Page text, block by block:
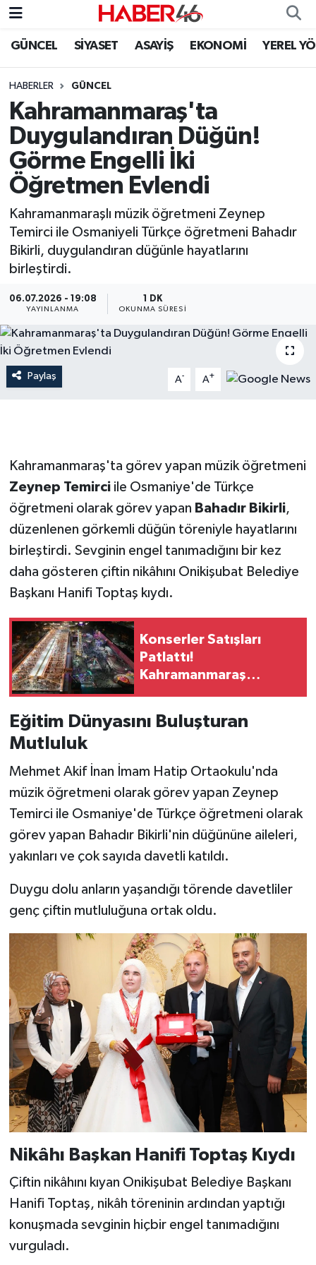
GÜNCEL SİYASET ASAYİŞ EKONOMİ YEREL
HABERLER GÜNCEL
Kahramanmaraş'ta
Duygulandıran Düğün!
Görme Engelli İki
Öğretmen Evlendi
Kahramanmaraşlı müzik öğretmeni Zeynep
Temirci ile Osmaniyeli Türkçe öğretmeni Bahadır
Bikirli, duygulandıran düğünle hayatlarını
birleştirdi.
06.07.2026 - 19:08
YAYINLANMA
1 DK
OKUNMA SÜRESI
Paylaş A- A+
Kahramanmaraş'ta görev yapan müzik öğretmeni
Zeynep Temirciile Osmaniye'de Türkçe
öğretmeni olarak görev yapan Bahadır Bikirli,
düzenlenen görkemli düğün töreniyle hayatlarını
birleştirdi. Sevginin engel tanımadığını bir kez
daha gösteren çiftin nikâhını Onikişubat Belediye
Başkanı Hanifi Toptaş kıydı.
Konserler Satışları
Patlattı!
Kahramanmaraş
Eğitim Dünyasını Buluşturan
Mutluluk
Mehmet Akif İnan İmam Hatip Ortaokulu'nda
müzik öğretmeni olarak görev yapan Zeynep
Temirci ile Osmaniye'de Türkçe öğretmeni olarak
görev yapan Bahadır Bikirli'nin düğününe aileleri,
yakınları ve çok sayıda davetli katıldı.
Duygu dolu anların yaşandığı törende davetliler
genç çiftin mutluluğuna ortak oldu.
Nikâhı Başkan Hanifi Toptaş Kıydı
Çiftin nikâhını kıyan Onikişubat Belediye Başkanı
Hanifi Toptaş, nikâh töreninin ardından yaptığı
konuşmada sevginin hiçbir engel tanımadığını
vurguladı.
GÜNCEL
SİYASET
EKONOMİ
SPOR
YAŞAM
TEKNOLOJİ
SAĞLIK
EĞİTİM
İLÇE HABERLERİ
KÜLTÜR-SANAT
ROPORTAJ
MAGAZİN
KADIN-AİLE
YEREL YÖNETİM
MEDYA
SEÇİM 2011
BİLİMNET
Yemek
SİVİL TOPLUM
SEÇİM 2014
KİM KİMDİR
ÇEK GÖNDER
KİTAP
HEDEF2020
OTOMOBİL
MİZAH
TARİH
Genel
YEREL
BÖLGEDEN
Nöbetçi Eczaneler
Hava Durumu
Kahramanmaraş Namaz Vakitleri
Trafik Durumu
Süper Lig Puan Durumu ve Fikstür
Tüm Manşetler
Son Dakika Haberleri
Haber Arşivi